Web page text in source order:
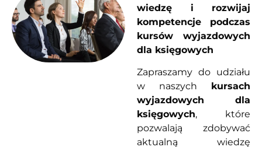
wiedzę i rozwijaj
kompetencje podczas
kursów wyjazdowych
dla księgowych
Zapraszamy do udziału
w naszych kursach
wyjazdowych dla
księgowych, które
pozwalają zdobywać
aktualną wiedzę